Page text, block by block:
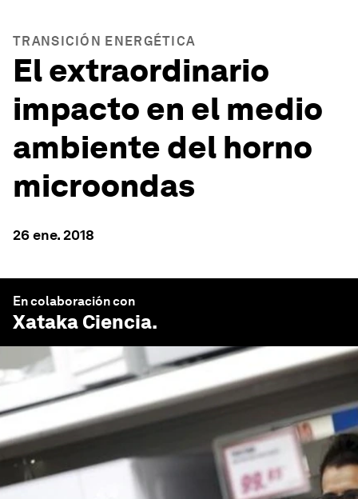
TRANSICIÓN ENERGÉTICA
El extraordinario
impacto en el medio
ambiente del horno
microondas
26 ene. 2018
En colaboración con
Xataka Ciencia.